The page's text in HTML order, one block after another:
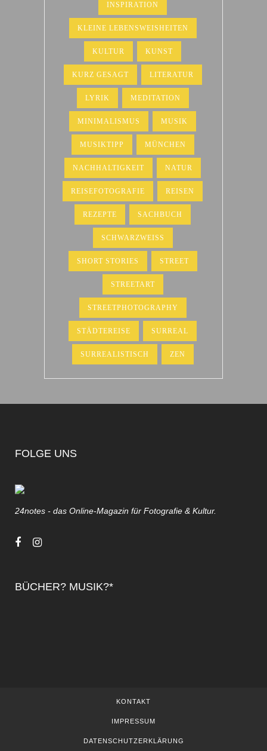
INSPIRATION
KLEINE LEBENSWEISHEITEN
KULTUR KUNST
KURZ GESAGT LITERATUR
LYRIK MEDITATION
MINIMALISMUS MUSIK
MUSIKTIPP MÜNCHEN
NACHHALTIGKEIT NATUR
REISEFOTOGRAFIE REISEN
REZEPTE SACHBUCH
SCHWARZWEISS
SHORT STORIES STREET
STREETART
STREETPHOTOGRAPHY
STÄDTEREISE SURREAL
SURREALISTISCH ZEN
FOLGE UNS
24notes - das Online-Magazin für Fotografie & Kultur.
BÜCHER? MUSIK?*
KONTAKT
IMPRESSUM
DATENSCHUTZERKLÄRUNG